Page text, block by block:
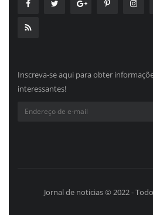
Inscreva-se aqui para obter
interessantes!
Jornal de noticias © 2022 -